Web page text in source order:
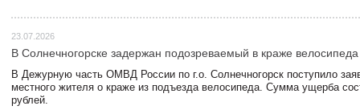
23.07.2026
В Солнечногорске задержан подозреваемый в краже велосипеда
В Дежурную часть ОМВД России по г.о. Солнечногорск поступило
местного жителя о краже из подъезда велосипеда. Сумма ущерба
рублей.